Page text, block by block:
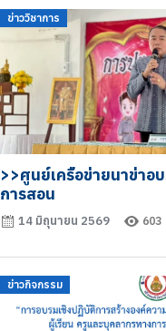
ข่าววิชาการ
>>ศูนย์เครือข่ายนาข่าอ
การสอน
14 มิถุนายน 2569 603
ข่าวกิจกรรม